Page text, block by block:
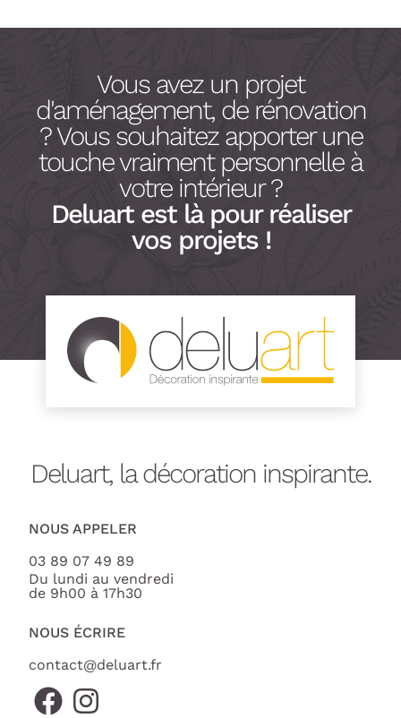
Vous avez un projet
d'aménagement, de rénovation
? Vous souhaitez apporter une
touche vraiment personnelle à
votre intérieur ?
Deluart est là pour réaliser
vos projets !
Deluart, la décoration inspirante.
NOUS APPELER
03 89 07 49 89
Du lundi au vendredi
de 9h00 à 17h30
NOUS ÉCRIRE
contact@deluart.fr